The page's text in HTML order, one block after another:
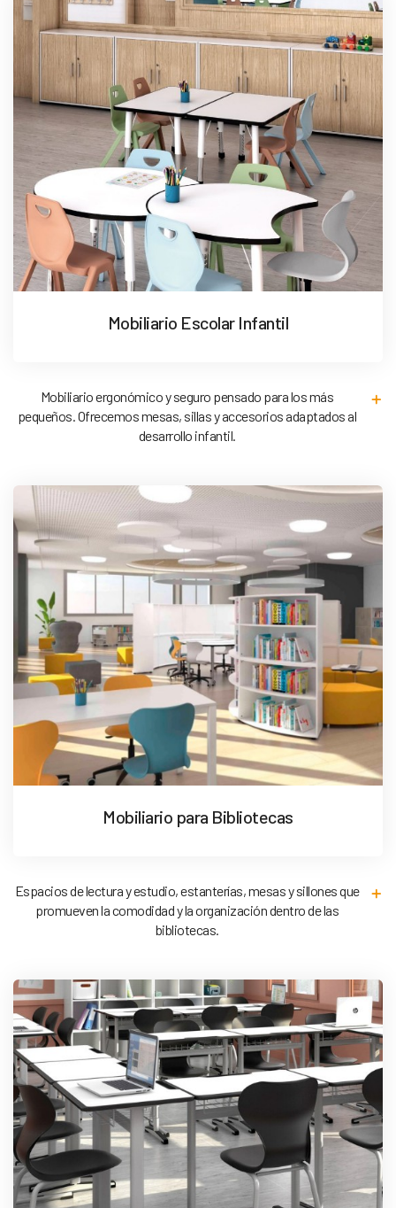
Mobiliario Escolar Infantil
Mobiliario ergonómico y seguro pensado para los más
pequeños. Ofrecemos mesas, sillas y accesorios adaptados al
desarrollo infantil.
Mobiliario para Bibliotecas
Espacios de lectura y estudio, estanterías, mesas y sillones que
promueven la comodidad y la organización dentro de las
bibliotecas.